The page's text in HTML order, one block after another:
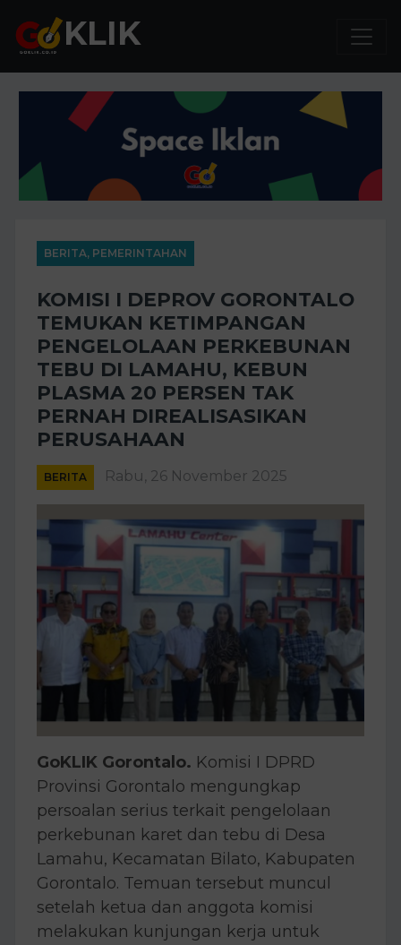
KLIK
BERITA, PEMERINTAHAN
KOMISI I DEPROV GORONTALO
TEMUKAN KETIMPANGAN
PENGELOLAAN PERKEBUNAN
TEBU DI LAMAHU, KEBUN
PLASMA 20 PERSEN TAK
PERNAH DIREALISASIKAN
PERUSAHAAN
BERITA Rabu, 26 November 2025
GoKLIK Gorontalo. Komisi I DPRD
Provinsi Gorontalo mengungkap
persoalan serius terkait pengelolaan
perkebunan karet dan tebu di Desa
Lamahu, Kecamatan Bilato, Kabupaten
Gorontalo. Temuan tersebut muncul
setelah ketua dan anggota komisi
melakukan kunjungan kerja untuk